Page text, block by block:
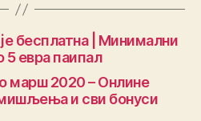
бесплатна | Минимални
5 евра паипал
марш 2020 – Онлине
и сви бонуси